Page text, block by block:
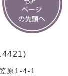
原1-4-1